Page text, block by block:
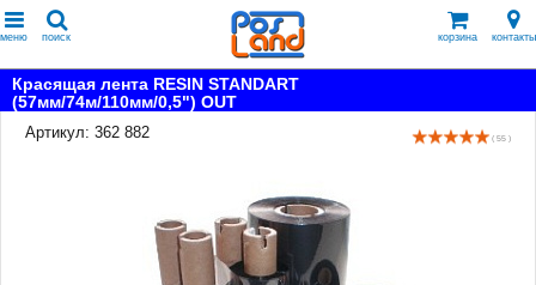
меню поиск корзина контакты
Красящая лента RESIN STANDART
(57мм/74м/110мм/0,5") OUT
Артикул: 362 882
( 55 )